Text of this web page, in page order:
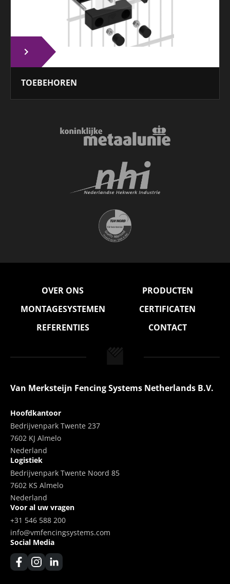
TOEBEHOREN
OVER ONS
PRODUCTEN
MONTAGESYSTEMEN
CERTIFICATEN
REFERENTIES
CONTACT
Van Merksteijn Fencing Systems Netherlands B.V.
Hoofdkantoor
Bedrijvenpark Twente 237
7602 KJ Almelo
Nederland
Logistiek
Bedrijvenpark Twente Noord 85
7602 KS Almelo
Nederland
Voor al uw vragen
+31 546 588 200
info@vmfencingsystems.com
Social Media